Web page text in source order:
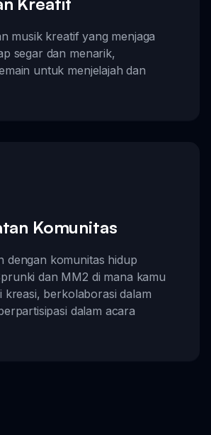
musik kreatif yang menjaga
segar dan menarik,
untuk menjelajah dan
Komunitas
dengan komunitas hidup
dan MM2 di mana kamu
kreasi, berkolaborasi dalam
dalam acara